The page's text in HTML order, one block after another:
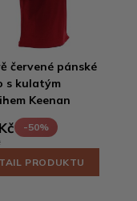
červené pánské
s kulatým
Keenan
-50%
PRODUKTU